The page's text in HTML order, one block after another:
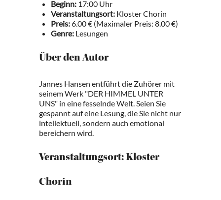
Beginn: 17:00 Uhr
Veranstaltungsort: Kloster Chorin
Preis:6.00 € (Maximaler Preis: 8.00 €)
Genre: Lesungen
Über den Autor
Jannes Hansen entführt die Zuhörer mit
seinem Werk "DER HIMMEL UNTER
UNS" in eine fesselnde Welt. Seien Sie
gespannt auf eine Lesung, die Sie nicht nur
intellektuell, sondern auch emotional
bereichern wird.
Veranstaltungsort: Kloster
Chorin